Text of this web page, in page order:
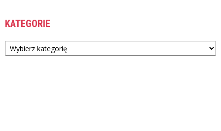
KATEGORIE
Kategorie